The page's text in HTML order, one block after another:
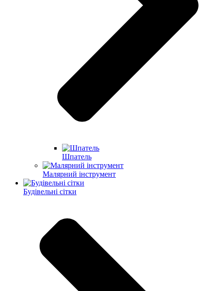
Шпатель
Малярний інструмент
Будівельні сітки